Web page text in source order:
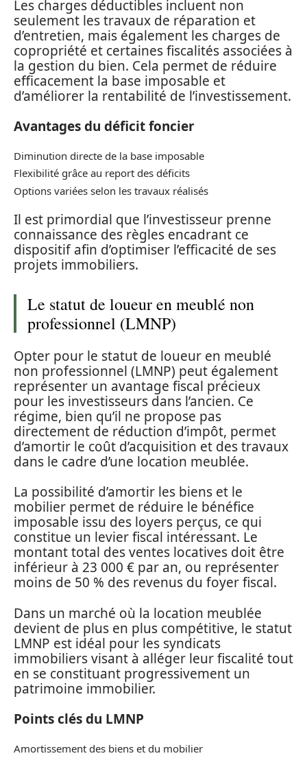
Les charges déductibles incluent non
seulement les travaux de réparation et
d’entretien, mais également les charges de
copropriété et certaines fiscalités associées à
la gestion du bien. Cela permet de réduire
efficacement la base imposable et
d’améliorer la rentabilité de l’investissement.
Avantages du déficit foncier
Diminution directe de la base imposable
Flexibilité grâce au report des déficits
Options variées selon les travaux réalisés
Il est primordial que l’investisseur prenne
connaissance des règles encadrant ce
dispositif afin d’optimiser l’efficacité de ses
projets immobiliers.
Le statut de loueur en meublé non
professionnel (LMNP)
Opter pour le statut de loueur en meublé
non professionnel (LMNP) peut également
représenter un avantage fiscal précieux
pour les investisseurs dans l’ancien. Ce
régime, bien qu’il ne propose pas
directement de réduction d’impôt, permet
d’amortir le coût d’acquisition et des travaux
dans le cadre d’une location meublée.
La possibilité d’amortir les biens et le
mobilier permet de réduire le bénéfice
imposable issu des loyers perçus, ce qui
constitue un levier fiscal intéressant. Le
montant total des ventes locatives doit être
inférieur à 23 000 € par an, ou représenter
moins de 50 % des revenus du foyer fiscal.
Dans un marché où la location meublée
devient de plus en plus compétitive, le statut
LMNP est idéal pour les syndicats
immobiliers visant à alléger leur fiscalité tout
en se constituant progressivement un
patrimoine immobilier.
Points clés du LMNP
Amortissement des biens et du mobilier